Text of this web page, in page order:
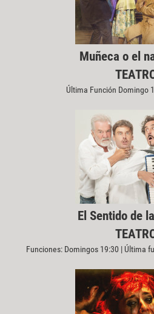
Muñeca o el
Última Función Domingo
El Sentido de
Funciones: Domingos 19:30 | Última